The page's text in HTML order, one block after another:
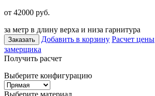
от 42000 руб.
за метр в длину верха и низа гарнитура
Заказать Добавить в корзину Расчет цены
замерщика
Получить расчет
Выберите конфигурацию
Выберите материал